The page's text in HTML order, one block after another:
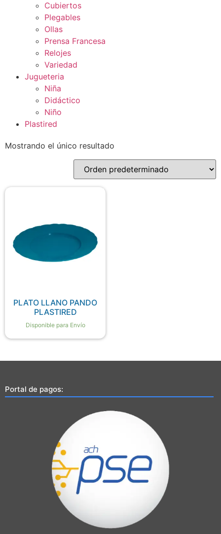
Cubiertos
Plegables
Ollas
Prensa Francesa
Relojes
Variedad
Jugueteria
Niña
Didáctico
Niño
Plastired
Mostrando el único resultado
PLATO LLANO PANDO
PLASTIRED
Disponible para Envío
Portal de pagos: